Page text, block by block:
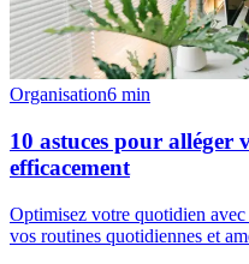
Organisation6 min
10 astuces pour
efficacement
Optimisez votre quotidien
vos routines quotidiennes et